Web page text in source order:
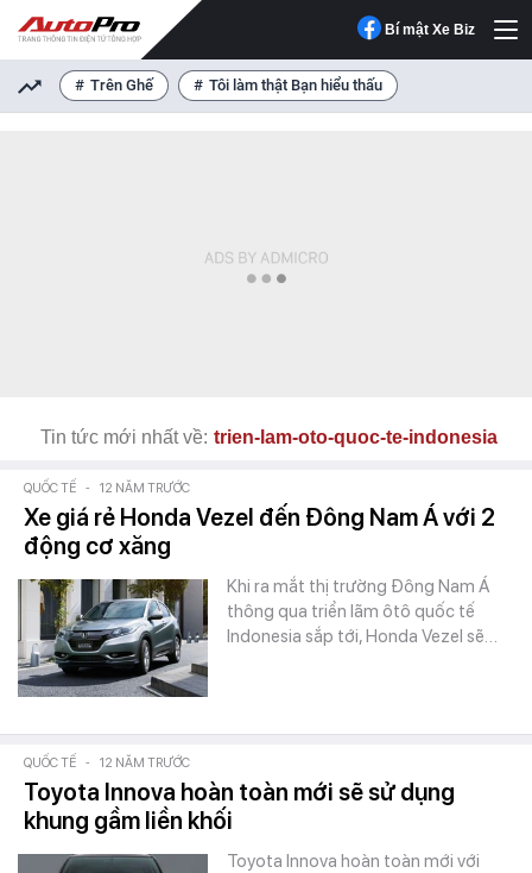
Bí mật Xe Biz
Trên Ghế Tôi làm thật Bạn hiểu thấu
Tin tức mới nhất về: trien-lam-oto-quoc-te-indonesia
QUỐC TẾ - 12 NĂM TRƯỚC
Xe giá rẻ Honda Vezel đến Đông Nam Á với 2
động cơ xăng
Khi ra mắt thị trường Đông Nam Á
thông qua triển lãm ôtô quốc tế
Indonesia sắp tới, Honda Vezel sẽ…
QUỐC TẾ - 12 NĂM TRƯỚC
Toyota Innova hoàn toàn mới sẽ sử dụng
khung gầm liền khối
Toyota Innova hoàn toàn mới với